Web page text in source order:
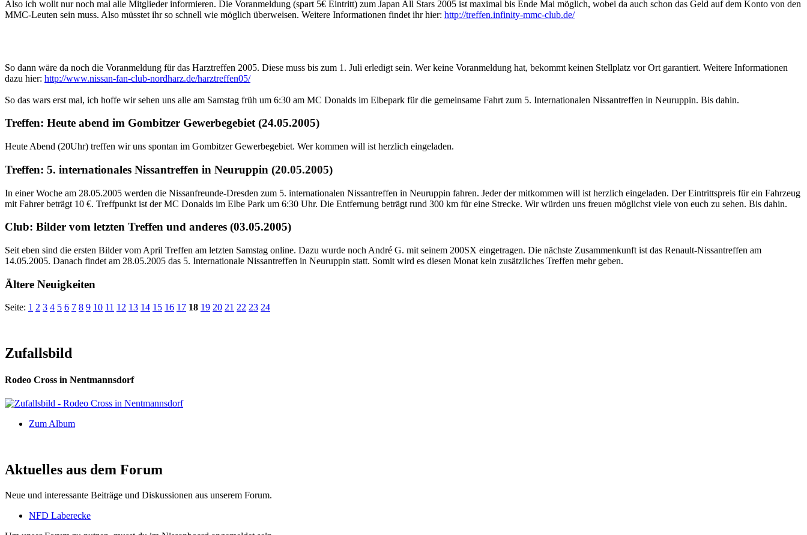
Also ich wollt nur noch mal alle Mitglieder informieren. Die Voranmeldung (spart 5€ Eintritt) zum Japan All Stars 2005 ist maximal bis Ende Mai möglich, wobei da auch schon das Geld auf dem Konto von den
MMC-Leuten sein muss. Also müsstet ihr so schnell wie möglich überweisen. Weitere Informationen findet ihr hier: http://treffen.infinity-mmc-club.de/
So dann wäre da noch die Voranmeldung für das Harztreffen 2005. Diese muss bis zum 1. Juli erledigt sein. Wer keine Voranmeldung hat, bekommt keinen Stellplatz vor Ort garantiert. Weitere Informationen
dazu hier: http://www.nissan-fan-club-nordharz.de/harztreffen05/
So das wars erst mal, ich hoffe wir sehen uns alle am Samstag früh um 6:30 am MC Donalds im Elbepark für die gemeinsame Fahrt zum 5. Internationalen Nissantreffen in Neuruppin. Bis dahin.
Treffen: Heute abend im Gombitzer Gewerbegebiet (24.05.2005)
Heute Abend (20Uhr) treffen wir uns spontan im Gombitzer Gewerbegebiet. Wer kommen will ist herzlich eingeladen.
Treffen: 5. internationales Nissantreffen in Neuruppin (20.05.2005)
In einer Woche am 28.05.2005 werden die Nissanfreunde-Dresden zum 5. internationalen Nissantreffen in Neuruppin fahren. Jeder der mitkommen will ist herzlich eingeladen. Der Eintrittspreis für ein Fahrzeug
mit Fahrer beträgt 10 €. Treffpunkt ist der MC Donalds im Elbe Park um 6:30 Uhr. Die Entfernung beträgt rund 300 km für eine Strecke. Wir würden uns freuen möglichst viele von euch zu sehen. Bis dahin.
Club: Bilder vom letzten Treffen und anderes (03.05.2005)
Seit eben sind die ersten Bilder vom April Treffen am letzten Samstag online. Dazu wurde noch André G. mit seinem 200SX eingetragen. Die nächste Zusammenkunft ist das Renault-Nissantreffen am
14.05.2005. Danach findet am 28.05.2005 das 5. Internationale Nissantreffen in Neuruppin statt. Somit wird es diesen Monat kein zusätzliches Treffen mehr geben.
Ältere Neuigkeiten
Seite: 1 2 3 4 5 6 7 8 9 10 11 12 13 14 15 16 17 18 19 20 21 22 23 24
Zufallsbild
Rodeo Cross in Nentmannsdorf
Zum Album
Aktuelles aus dem Forum
Neue und interessante Beiträge und Diskussionen aus unserem Forum.
NFD Laberecke